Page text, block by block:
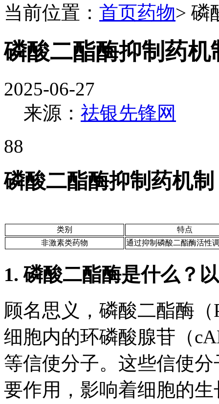
当前位置： 首页药物> 磷
磷酸二酯酶抑制药机
2025-06-27
来源： 祛银先锋网
88
磷酸二酯酶抑制药机制
类别
特点
非激素类药物
通过抑制磷酸二酯酶活性
1. 磷酸二酯酶是什么？
顾名思义，磷酸二酯酶
细胞内的环磷酸腺苷（
等信使分子。这些信使
要作用，影响着细胞的